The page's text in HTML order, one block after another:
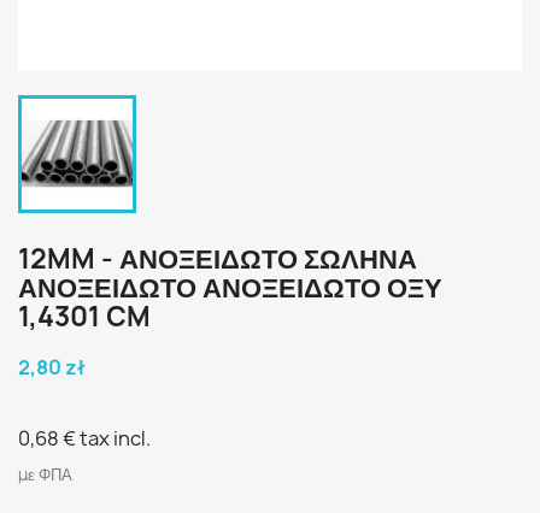
12MM - ΑΝΟΞΕΙΔΩΤΟ ΣΩΛΗΝΑ
ΑΝΟΞΕΙΔΩΤΟ ΑΝΟΞΕΙΔΩΤΟ ΟΞΥ
1,4301 CM
2,80 zł
0,68 €tax incl.
με ΦΠΑ